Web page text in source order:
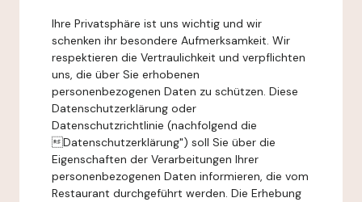
Ihre Privatsphäre ist uns wichtig und wir
schenken ihr besondere Aufmerksamkeit. Wir
respektieren die Vertraulichkeit und verpflichten
uns, die über Sie erhobenen
personenbezogenen Daten zu schützen. Diese
Datenschutzerklärung oder
Datenschutzrichtlinie (nachfolgend die
Datenschutzerklärung") soll Sie über die
Eigenschaften der Verarbeitungen Ihrer
personenbezogenen Daten informieren, die vom
Restaurant durchgeführt werden. Die Erhebung